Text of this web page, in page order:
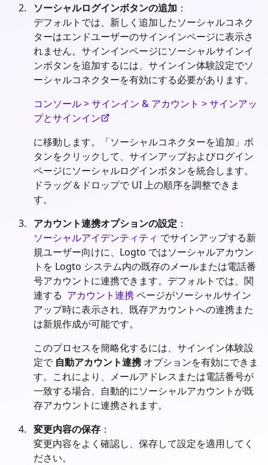
ソーシャルログインボタンの追加 ：
デフォルトでは、新しく追加したソーシャルコネク
ターはエンドユーザーのサインインページに表示さ
れません。サインインページにソーシャルサインイ
ンボタンを追加するには、サインイン体験設定でソ
ーシャルコネクターを有効にする必要があります。
コンソール > サインイン & アカウント > サインアッ
プとサインイン
に移動します。「ソーシャルコネクターを追加」ボ
タンをクリックして、サインアップおよびログイン
ページにソーシャルログインボタンを統合します。
ドラッグ＆ドロップで UI 上の順序を調整できま
す。
アカウント連携オプションの設定 ：
ソーシャルアイデンティティ でサインアップする新
規ユーザー向けに、Logto ではソーシャルアカウン
トを Logto システム内の既存のメールまたは電話番
号アカウントに連携できます。デフォルトでは、関
連する アカウント連携ページがソーシャルサイン
アップ時に表示され、既存アカウントへの連携また
は新規作成が可能です。
このプロセスを簡略化するには、サインイン体験設
定で 自動アカウント連携 オプションを有効にできま
す。これにより、メールアドレスまたは電話番号が
一致する場合、自動的にソーシャルアカウントが既
存アカウントに連携されます。
変更内容の保存 ：
変更内容をよく確認し、保存して設定を適用してく
ださい。